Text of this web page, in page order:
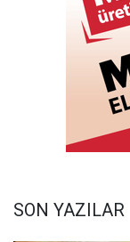
SON YAZILAR